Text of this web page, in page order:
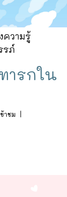
ความรู้
รภ์
ารกใน
าชม |